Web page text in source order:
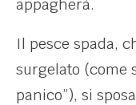
appagherà.
Il pesce spada,
surgelato (come
panico”), si